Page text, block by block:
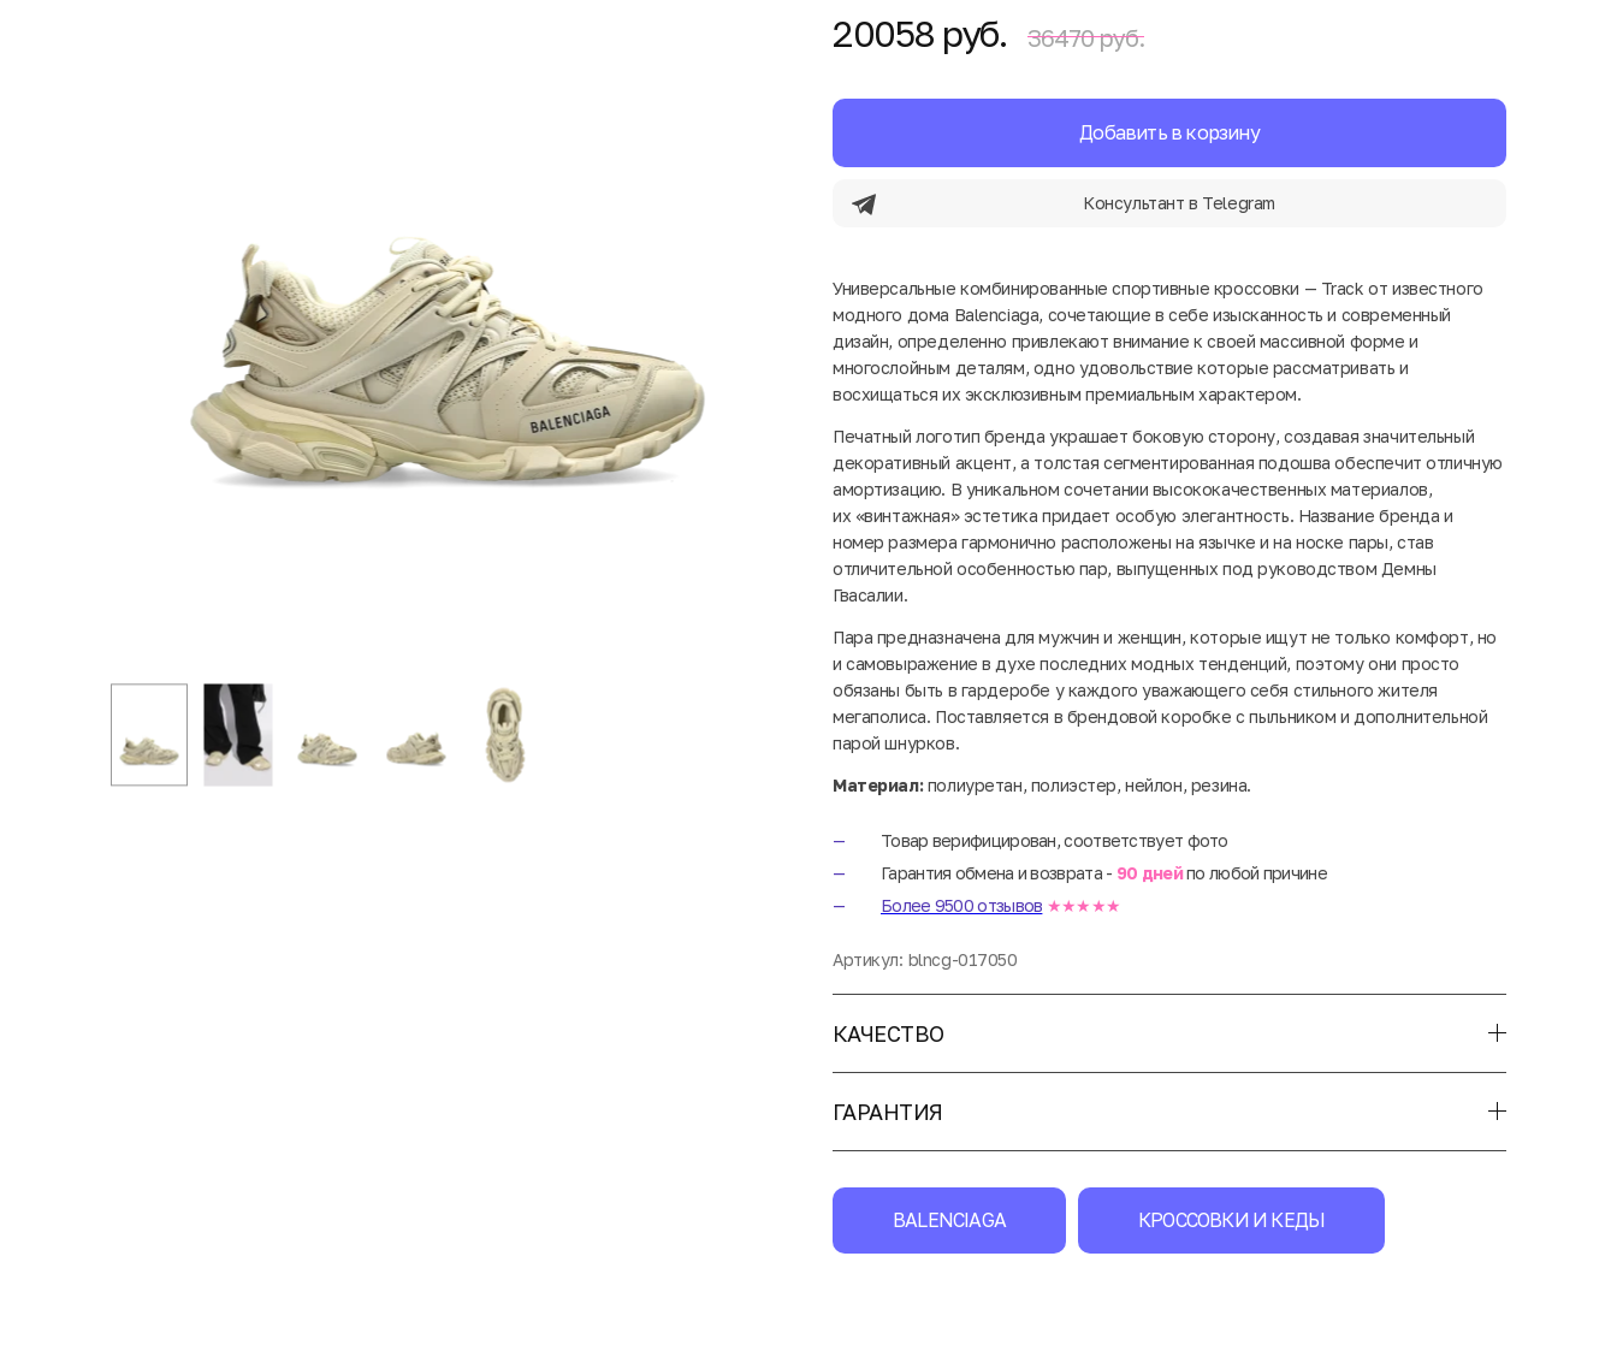
20058 руб. 36470 руб.
Добавить в корзину
Консультант в Telegram
Универсальные комбинированные спортивные кроссовки — Track от известного
модного дома Balenciaga, сочетающие в себе изысканность и современный
дизайн, определенно привлекают внимание к своей массивной форме и
многослойным деталям, одно удовольствие которые рассматривать и
восхищаться их эксклюзивным премиальным характером.
Печатный логотип бренда украшает боковую сторону, создавая значительный
декоративный акцент, а толстая сегментированная подошва обеспечит отличную
амортизацию. В уникальном сочетании высококачественных материалов,
их «винтажная» эстетика придает особую элегантность. Название бренда и
номер размера гармонично расположены на язычке и на носке пары, став
отличительной особенностью пар, выпущенных под руководством Демны
Гвасалии.
Пара предназначена для мужчин и женщин, которые ищут не только комфорт, но
и самовыражение в духе последних модных тенденций, поэтому они просто
обязаны быть в гардеробе у каждого уважающего себя стильного жителя
мегаполиса. Поставляется в брендовой коробке с пыльником и дополнительной
парой шнурков.
Материал:полиуретан, полиэстер, нейлон, резина.
Товар верифицирован, соответствует фото
Гарантия обмена и возврата - 90 днейпо любой причине
Более 9500 отзывов ★★★★★
Артикул: blncg-017050
КАЧЕСТВО
ГАРАНТИЯ
BALENCIAGA КРОССОВКИ И КЕДЫ